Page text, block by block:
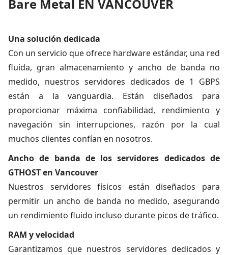
Bare Metal EN VANCOUVER
Una solución dedicada
Con un servicio que ofrece hardware estándar, una red
fluida, gran almacenamiento y ancho de banda no
medido, nuestros servidores dedicados de 1 GBPS
están a la vanguardia. Están diseñados para
proporcionar máxima confiabilidad, rendimiento y
navegación sin interrupciones, razón por la cual
muchos clientes confían en nosotros.
Ancho de banda de los servidores dedicados de
GTHOST en Vancouver
Nuestros servidores físicos están diseñados para
permitir un ancho de banda no medido, asegurando
un rendimiento fluido incluso durante picos de tráfico.
RAM y velocidad
Garantizamos que nuestros servidores dedicados y